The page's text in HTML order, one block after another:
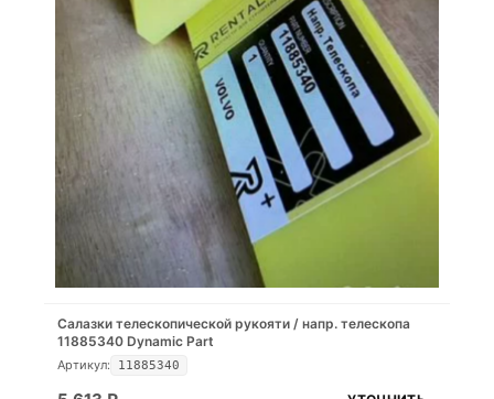
Салазки телескопической рукояти / напр. телескопа
11885340 Dynamic Part
Артикул: 11885340